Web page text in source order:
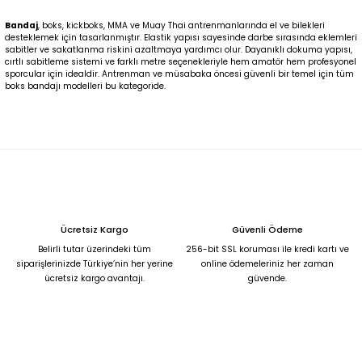
Bandaj, boks, kickboks, MMA ve Muay Thai antrenmanlarında el ve bilekleri
desteklemek için tasarlanmıştır. Elastik yapısı sayesinde darbe sırasında eklemleri
sabitler ve sakatlanma riskini azaltmaya yardımcı olur. Dayanıklı dokuma yapısı,
cırtlı sabitleme sistemi ve farklı metre seçenekleriyle hem amatör hem profesyonel
sporcular için idealdir. Antrenman ve müsabaka öncesi güvenli bir temel için tüm
boks bandajı modelleri bu kategoride.
Ücretsiz Kargo
Belirli tutar üzerindeki tüm
siparişlerinizde Türkiye’nin her yerine
ücretsiz kargo avantajı.
Güvenli Ödeme
256-bit SSL koruması ile kredi kartı ve
online ödemeleriniz her zaman
güvende.